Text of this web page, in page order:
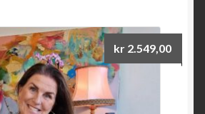
kr 2.549,00